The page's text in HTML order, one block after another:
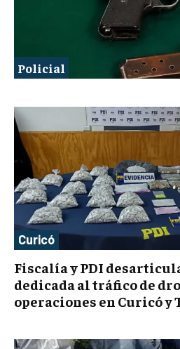
Policial
Curicó
Fiscalía y PDI
dedicada al tráfico de
operaciones en Curicó y